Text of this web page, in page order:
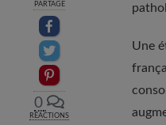
PARTAGE
Partager sur
Partager sur Twitter
Epingler sur
0
RÉACTIONS
Une